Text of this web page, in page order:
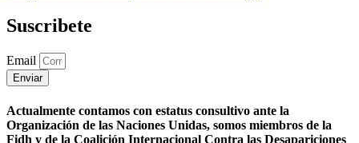
Suscribete
Email
Enviar
Actualmente contamos con estatus consultivo ante la
Organización de las Naciones Unidas, somos miembros de la
Fidh y de la Coalición Internacional Contra las Desapariciones